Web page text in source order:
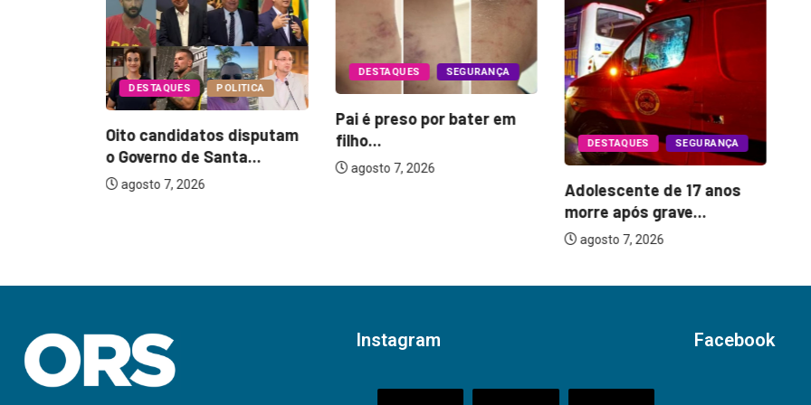
DESTAQUES POLITICA
Oito candidatos disputam
o Governo de Santa...
agosto 7, 2026
DESTAQUES SEGURANÇA
Pai é preso por bater em
filho...
agosto 7, 2026
DESTAQUES SEGURANÇA
Adolescente de 17 anos
morre após grave...
agosto 7, 2026
Instagram Facebook